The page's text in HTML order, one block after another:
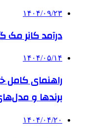
۱۴۰۴/۰۹/۲۳
درآمد کانر مک
۱۴۰۴/۰۵/۱۴
راهنمای کامل
برندها و
۱۴۰۴/۰۴/۲۰